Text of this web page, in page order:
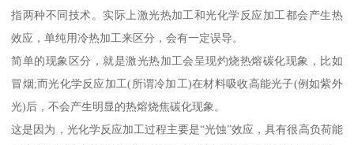
指两种不同技术。实际上激光热加工和光化学反应加工都会产生热
效应，单纯用冷热加工来区分，会有一定误导。
简单的现象区分，就是激光热加工会呈现灼烧热熔碳化现象，比如
冒烟;而光化学反应加工(所谓冷加工)在材料吸收高能光子(例如紫外
光)后，不会产生明显的热熔烧焦碳化现象。
这是因为，光化学反应加工过程主要是“光蚀”效应，具有很高负荷能